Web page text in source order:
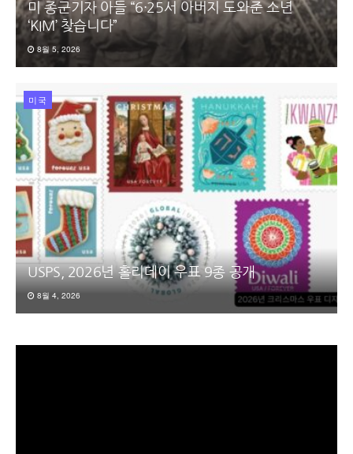
미 종군기자 아들 “6·25서 아버지 도와준 소년
‘KIM’ 찾습니다”
8월 5, 2026
미국
USPS, 2026년 홀리데이 우표 9종 공개
8월 4, 2026